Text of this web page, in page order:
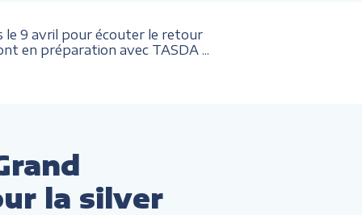
le 9 avril pour écouter le retour
en préparation avec TASDA ...
la silver